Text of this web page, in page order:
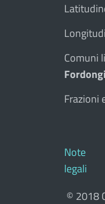
Comuni
Frazioni
Note
legali
© 2018